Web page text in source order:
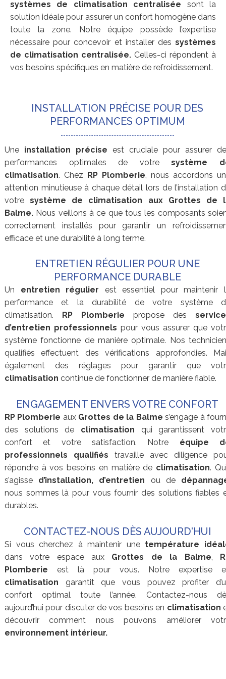
systèmes de climatisation centralisée sont la
solution idéale pour assurer un confort homogène dans
toute la zone. Notre équipe possède l’expertise
nécessaire pour concevoir et installer des systèmes
de climatisation centralisée. Celles-ci répondent à
vos besoins spécifiques en matière de refroidissement.
INSTALLATION PRÉCISE POUR DES
PERFORMANCES OPTIMUM
Une installation précise est cruciale pour assurer
performances optimales de votresystème
climatisation. Chez RP Plomberie , nous accordons
attention minutieuse à chaque détail lors de l’installation
votresystème de climatisation aux Grottes de
Balme.Nous veillons à ce que tous les composants
correctement installés pour garantir un
efficace et une durabilité à long terme.
ENTRETIEN RÉGULIER POUR UNE
PERFORMANCE DURABLE
Un entretien régulier est essentiel pour maintenir
performance et la durabilité de votre système
climatisation.
RP Plomberie propose des
d’entretien professionnels pour vous assurer que
système fonctionne de manière optimale. Nos
qualifiés effectuent des vérifications approfondies.
également des réglages pour garantir que
climatisation continue de fonctionner de manière fiable.
ENGAGEMENT ENVERS VOTRE CONFORT
RP Plomberie aux Grottes de la Balme s’engage à
des solutions de climatisation qui garantissent
confort et votre satisfaction. Notre équipe
professionnels qualifiés travaille avec diligence
répondre à vos besoins en matière de climatisation.
s’agissed’installation, d’entretien ou de
nous sommes là pour vous fournir des solutions fiables
durables.
CONTACTEZ-NOUS DÈS AUJOURD'HUI
Si vous cherchez à maintenir une température
dans votre espace aux Grottes de la Balme
Plomberie est là pour vous. Notre expertise
climatisation garantit que vous pouvez profiter
confort optimal toute l’année. Contactez-nous
aujourd’hui pour discuter de vos besoins en climatisation
découvrir comment nous pouvons améliorer
environnement intérieur.